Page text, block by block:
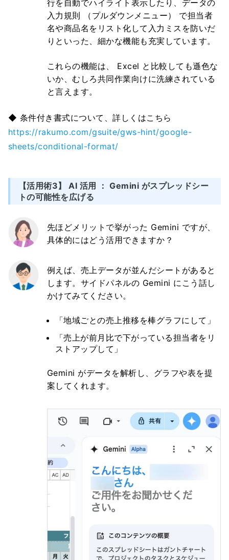
行を自動でハイライト表示したり、データの
入力規則 （プルダウンメニュー） で担当者
名や商品名をリスト化して入力ミスを防いだ
りといった、細かな機能も充実しています。
これらの機能は、 Excel と比較しても遜色な
いか、むしろ共同作業向けに洗練されている
と言えます。
◆ 条件付き書式について、詳しくはこちら
https://rakumo.com/gsuite/gws-hint/google-
sheets/conditional-format/
【活用術3】 AI 活用 ： Gemini がスプレッドシー
トの可能性を広げる
先ほどメリットで挙がった Gemini ですが、
具体的にはどう活用できますか？
例えば、売上データが並んだシートがあると
します。サイドパネルの Gemini にこう話し
かけてみてください。
「地域ごとの売上推移を棒グラフにして」
「売上が前月比で下がっている担当者をリ
ストアップして」
Gemini がデータを解析し、グラフや表を提
案してくれます。